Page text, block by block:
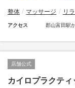
整体 マッサージ リ
アクセス 郡山富田駅
店舗公式
カイロプラクテ